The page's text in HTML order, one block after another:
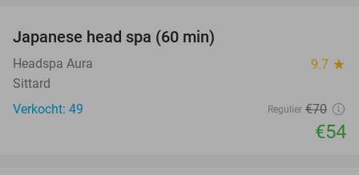
Japanese head spa (60 min)
Headspa Aura 9.7 star
Sittard
Verkocht: 49
Regulier €70
€54